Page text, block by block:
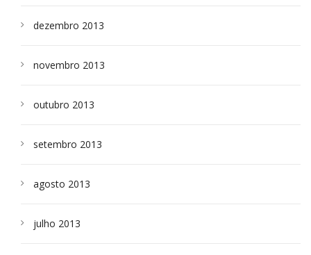
dezembro 2013
novembro 2013
outubro 2013
setembro 2013
agosto 2013
julho 2013